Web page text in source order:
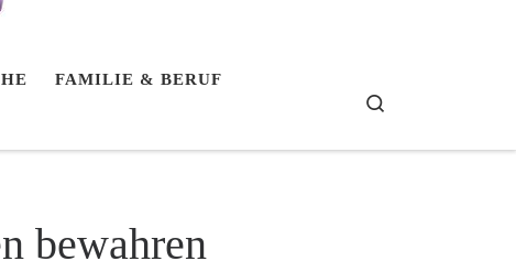
FAMILIE & BERUF
bewahren